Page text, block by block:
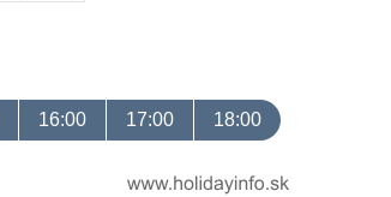
16:00 17:00 18:00